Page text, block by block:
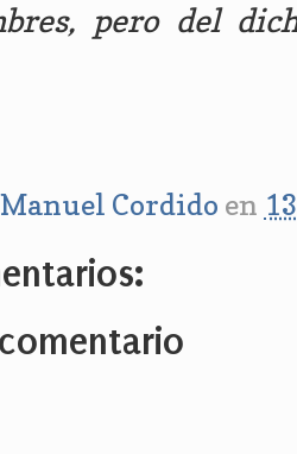
pero del
Manuel Cordido en